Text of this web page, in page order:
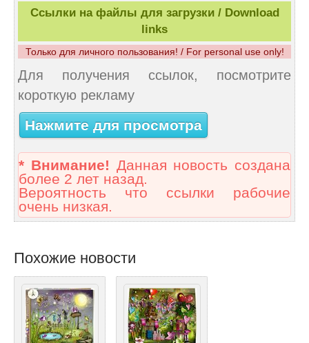
Ссылки на файлы для загрузки / Download
links
Только для личного пользования! / For personal use only!
Для получения ссылок, посмотрите
короткую рекламу
Нажмите для просмотра
* Внимание! Данная новость создана
более 2 лет назад.
Вероятность что ссылки рабочие
очень низкая.
Похожие новости